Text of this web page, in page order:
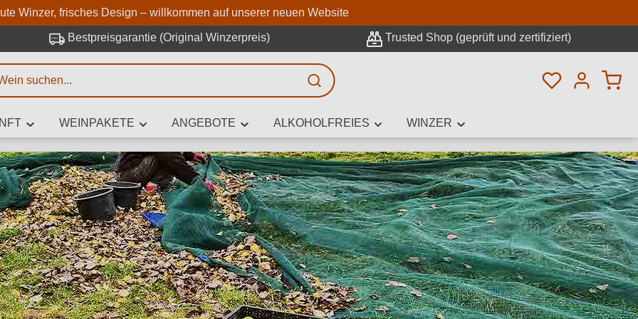
Zum Hauptinhalt springen
Zur Suche springen
Zur Hauptnavigation springen
Winzer, frisches Design – willkommen auf unserer neuen Website
Bestpreisgarantie (Original Winzerpreis) Trusted Shop (geprüft und zertifiziert)
Du hast 0
WEINPAKETE ANGEBOTE ALKOHOLFREIES WINZER
eingeben
Erweiterte Suche
Sie, welchen Wein Sie suchen – ob nach Geschmack, Anlass, Weinnamen,
Rebsorte, Region, Winzer oder anderen Kriterien.